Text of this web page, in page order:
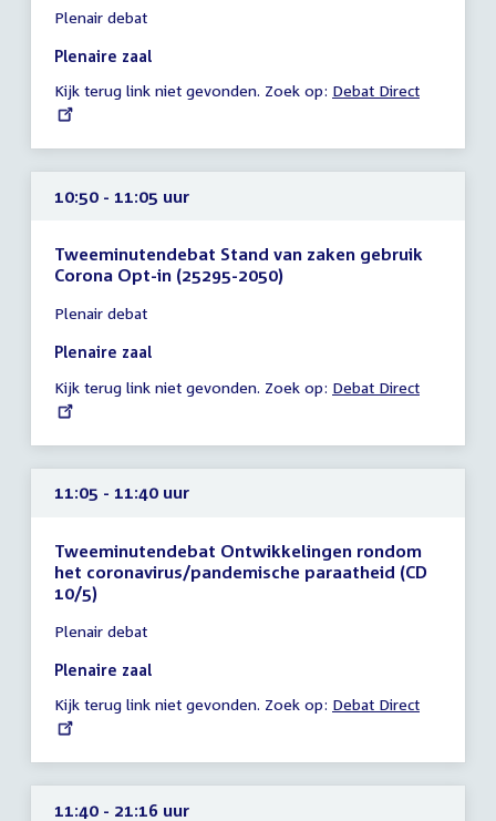
vergadering
10:30
10:50
uur
Plenair debat
Plenaire zaal
Kijk terug link niet gevonden. Zoek op: External
Debat Direct
10:50 - 11:05 uur
Tweeminutendebat Stand van zaken gebruik
Corona Opt-in (25295-2050)
vergadering
10:50
11:05
uur
Plenair debat
Plenaire zaal
Kijk terug link niet gevonden. Zoek op: External
Debat Direct
11:05 - 11:40 uur
Tweeminutendebat Ontwikkelingen rondom
het coronavirus/pandemische paraatheid (CD
10/5)
vergadering
11:05
11:40
uur
Plenair debat
Plenaire zaal
Kijk terug link niet gevonden. Zoek op: External
Debat Direct
11:40 - 21:16 uur